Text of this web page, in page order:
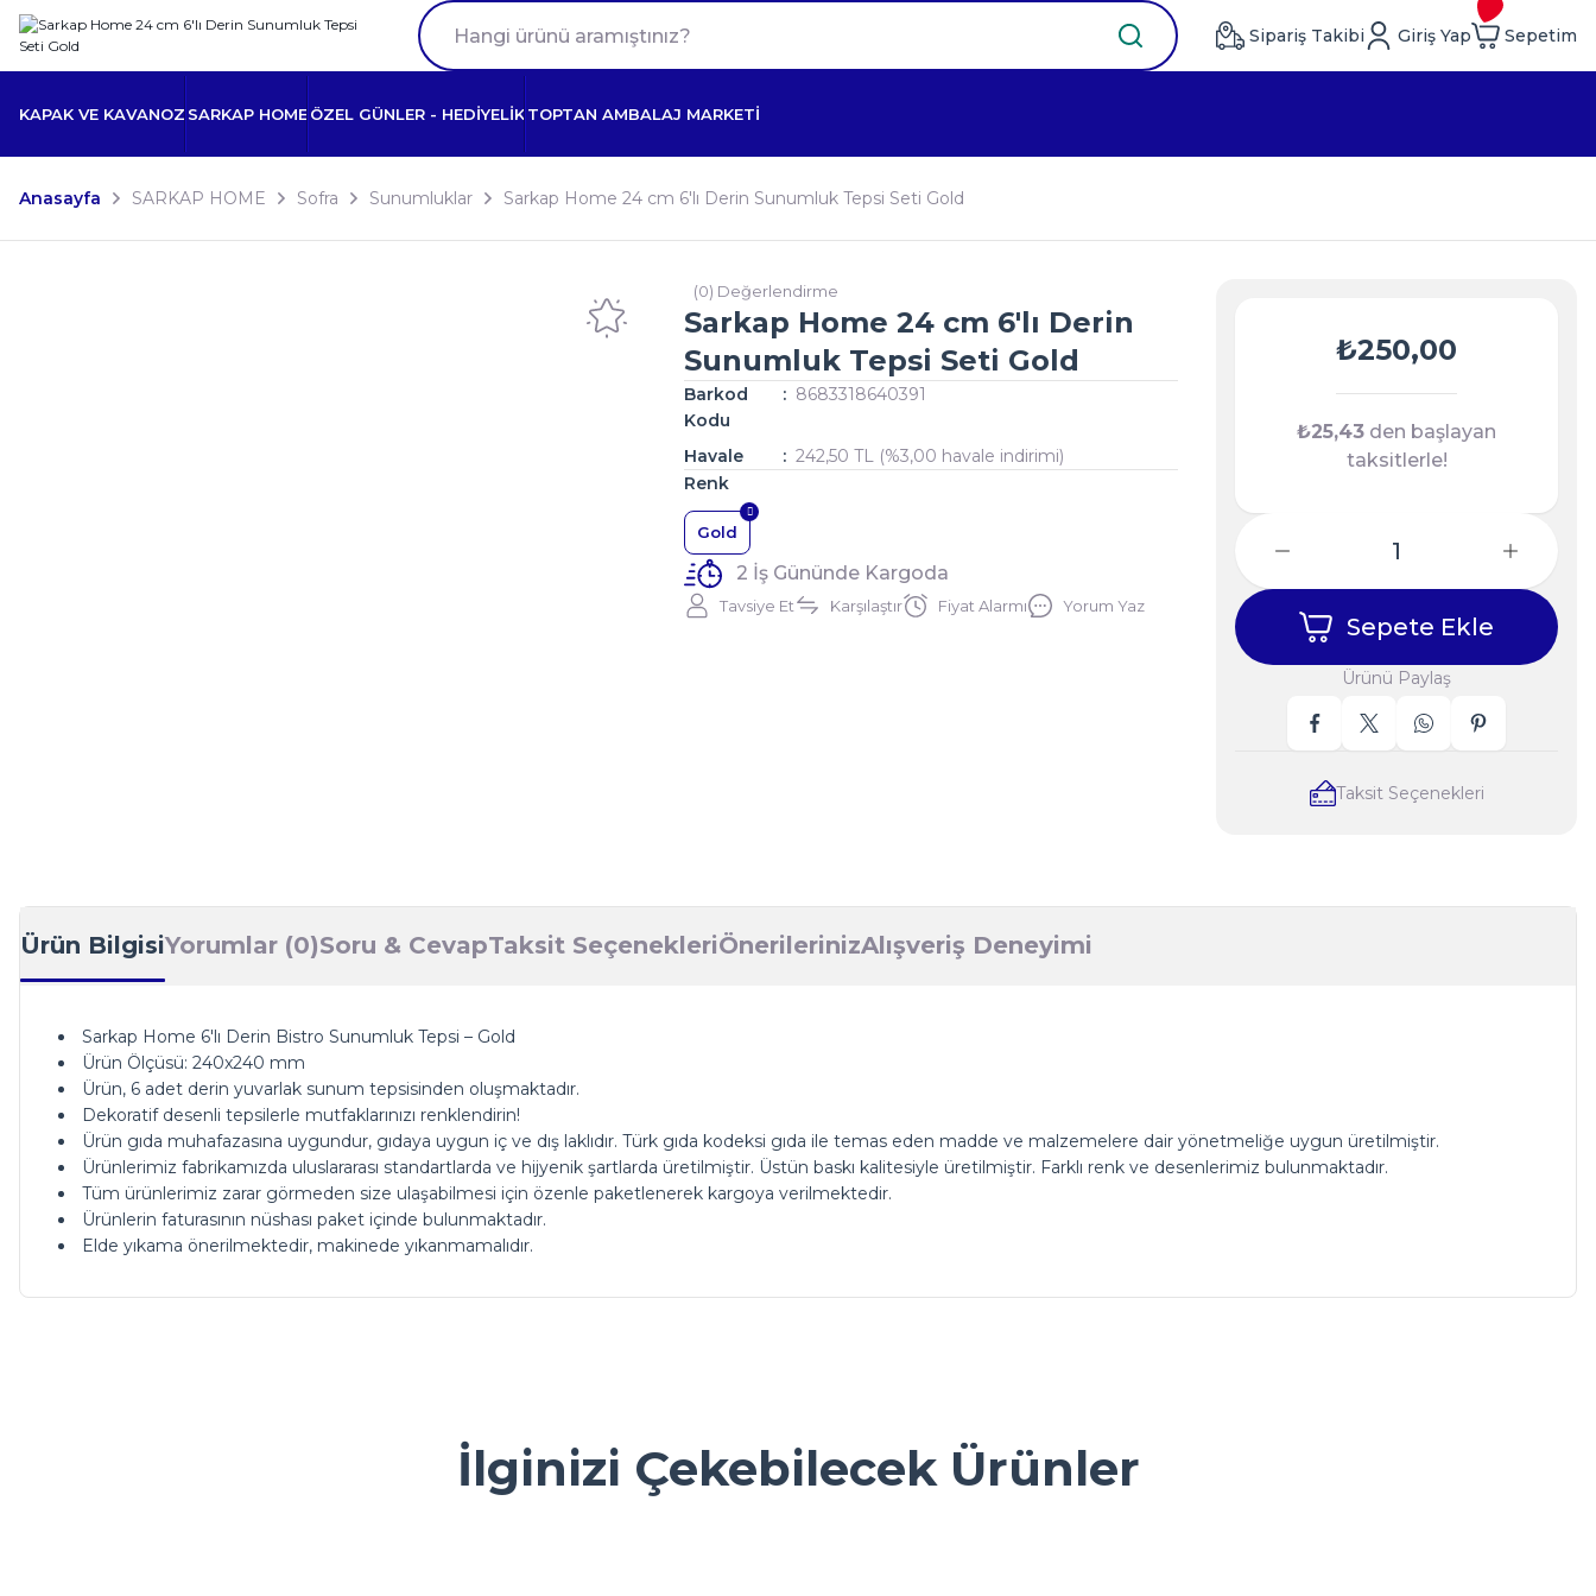
Sipariş Takibi Giriş Yap Sepetim
KAPAK VE KAVANOZ SARKAP HOME ÖZEL GÜNLER - HEDİYELİK TOPTAN AMBALAJ MARKETİ
Anasayfa SARKAP HOME Sofra Sunumluklar Sarkap Home 24 cm 6'lı Derin Sunumluk Tepsi Seti Gold
(0) Değerlendirme
Sarkap Home 24 cm 6'lı Derin
Sunumluk Tepsi Seti Gold
Barkod
Kodu
8683318640391
Havale
242,50 TL (%3,00 havale indirimi)
Renk
Gold
2 İş Gününde Kargoda
Tavsiye Et Karşılaştır Fiyat Alarmı Yorum Yaz
₺250,00
₺25,43 den başlayan
taksitlerle!
Sepete Ekle
Ürünü Paylaş
Taksit Seçenekleri
Ürün BilgisiYorumlar (0)Soru & CevapTaksit SeçenekleriÖnerilerinizAlışveriş Deneyimi
Sarkap Home 6'lı Derin Bistro Sunumluk Tepsi – Gold
Ürün Ölçüsü: 240x240 mm
Ürün, 6 adet derin yuvarlak sunum tepsisinden oluşmaktadır.
Dekoratif desenli tepsilerle mutfaklarınızı renklendirin!
Ürün gıda muhafazasına uygundur, gıdaya uygun iç ve dış laklıdır. Türk gıda kodeksi gıda ile temas eden madde ve malzemelere dair yönetmeliğe uygun üretilmiştir.
Ürünlerimiz fabrikamızda uluslararası standartlarda ve hijyenik şartlarda üretilmiştir. Üstün baskı kalitesiyle üretilmiştir. Farklı renk ve desenlerimiz bulunmaktadır.
Tüm ürünlerimiz zarar görmeden size ulaşabilmesi için özenle paketlenerek kargoya verilmektedir.
Ürünlerin faturasının nüshası paket içinde bulunmaktadır.
Elde yıkama önerilmektedir, makinede yıkanmamalıdır.
Yorum Yaz
Soru Sor
İlginizi Çekebilecek Ürünler